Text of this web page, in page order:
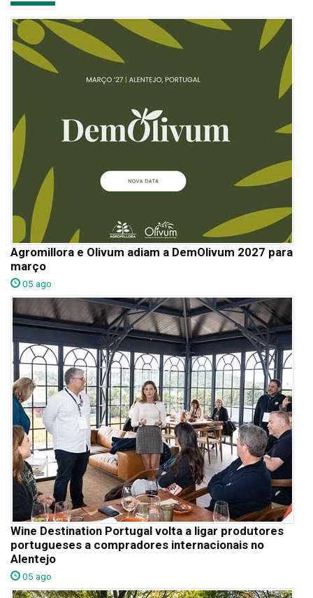
Agromillora e Olivum adiam a DemOlivum 2027 para
março
05 ago
Wine Destination Portugal volta a ligar produtores
portugueses a compradores internacionais no
Alentejo
05 ago